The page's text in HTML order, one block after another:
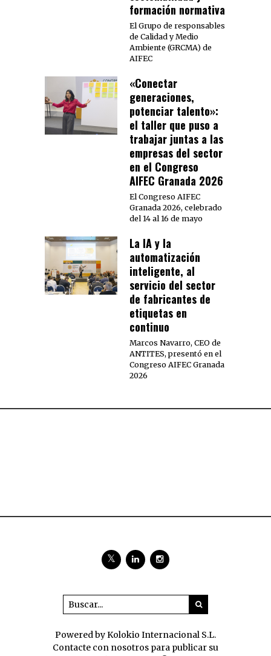
formación normativa
El Grupo de responsables
de Calidad y Medio
Ambiente (GRCMA) de
AIFEC
«Conectar
generaciones,
potenciar talento»:
el taller que puso a
trabajar juntas a las
empresas del sector
en el Congreso
AIFEC Granada 2026
El Congreso AIFEC
Granada 2026, celebrado
del 14 al 16 de mayo
La IA y la
automatización
inteligente, al
servicio del sector
de fabricantes de
etiquetas en
continuo
Marcos Navarro, CEO de
ANTITES, presentó en el
Congreso AIFEC Granada
2026
Powered by Kolokio Internacional S.L.
Contacte con nosotros para publicar su